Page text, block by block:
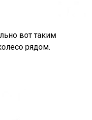
вот таким
рядом.